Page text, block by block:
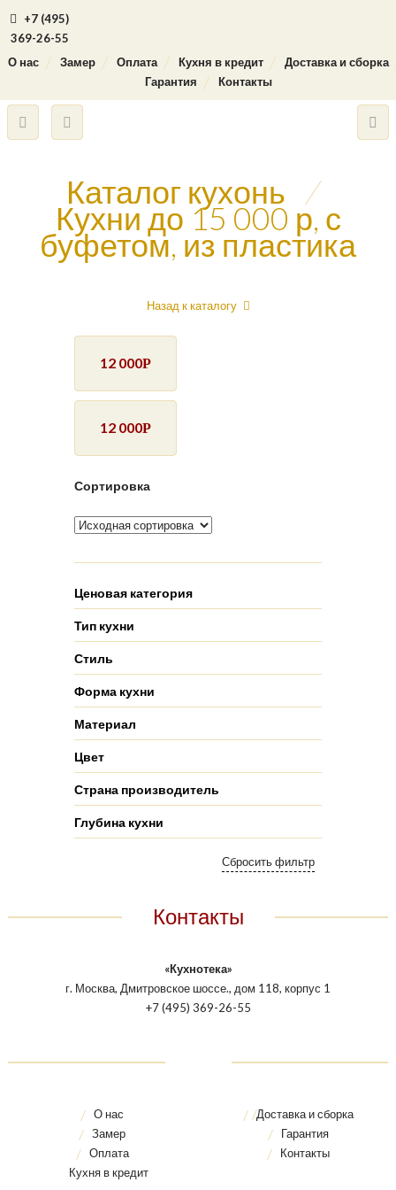
+7 (495)
369-26-55
О нас
Замер Оплата Кухня в кредит
Доставка и сборка
Гарантия
Контакты
Каталог кухонь /
Кухни до 15 000 р, с
буфетом, из пластика
Назад к каталогу
12 000Р
12 000Р
Сортировка
Ценовая категория
Тип кухни
Стиль
Форма кухни
Материал
Цвет
Страна производитель
Глубина кухни
Контакты
«Кухнотека»
г. Москва, Дмитровское шоссе., дом 118, корпус 1
+7 (495) 369-26-55
О нас
Замер
Оплата
Кухня в кредит
Доставка и сборка
Гарантия
Контакты